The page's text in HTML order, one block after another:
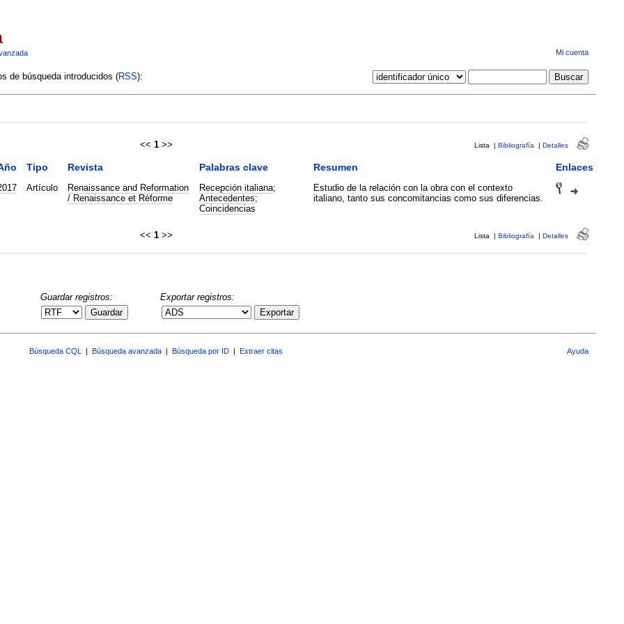
Mi cuenta
de búsqueda introducidos (RSS):
<< 1 >> Lista | Bibliografía | Detalles
Tipo Revista Palabras clave Resumen Enlaces
Artículo
Renaissance and Reformation
/ Renaissance et Réforme
Recepción italiana;
Antecedentes;
Coincidencias
Estudio de la relación con la obra con el contexto
italiano, tanto sus concomitancias como sus diferencias.
<< 1 >> Lista | Bibliografía | Detalles
Guardar registros:
Guardar
Exportar registros:
Exportar
Búsqueda CQL Búsqueda avanzada Búsqueda por ID Extraer citas Ayuda